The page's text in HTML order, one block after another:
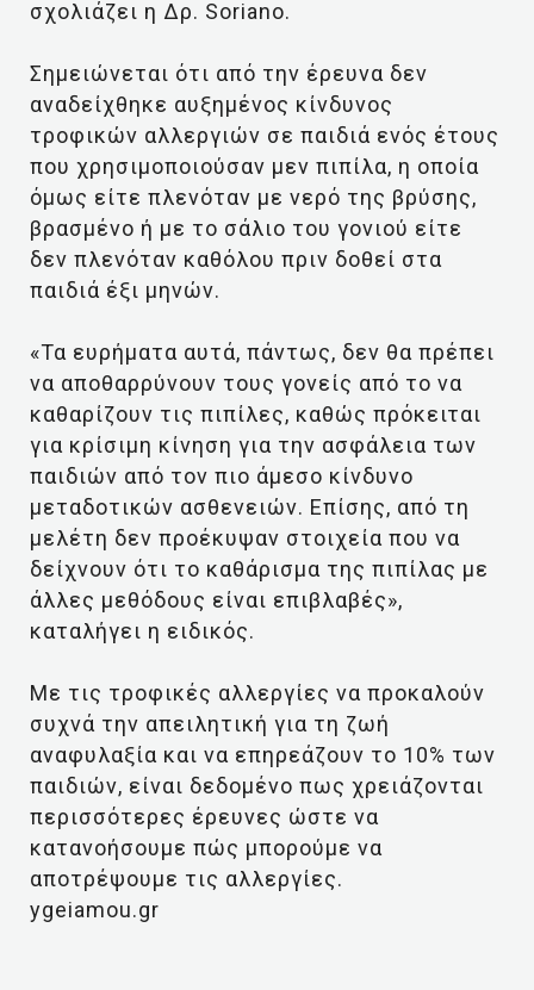
σχολιάζει η Δρ. Soriano.
Σημειώνεται ότι από την έρευνα δεν
αναδείχθηκε αυξημένος κίνδυνος
τροφικών αλλεργιών σε παιδιά ενός έτους
που χρησιμοποιούσαν μεν πιπίλα, η οποία
όμως είτε πλενόταν με νερό της βρύσης,
βρασμένο ή με το σάλιο του γονιού είτε
δεν πλενόταν καθόλου πριν δοθεί στα
παιδιά έξι μηνών.
«Τα ευρήματα αυτά, πάντως, δεν θα πρέπει
να αποθαρρύνουν τους γονείς από το να
καθαρίζουν τις πιπίλες, καθώς πρόκειται
για κρίσιμη κίνηση για την ασφάλεια των
παιδιών από τον πιο άμεσο κίνδυνο
μεταδοτικών ασθενειών. Επίσης, από τη
μελέτη δεν προέκυψαν στοιχεία που να
δείχνουν ότι το καθάρισμα της πιπίλας με
άλλες μεθόδους είναι επιβλαβές»,
καταλήγει η ειδικός.
Με τις τροφικές αλλεργίες να προκαλούν
συχνά την απειλητική για τη ζωή
αναφυλαξία και να επηρεάζουν το 10% των
παιδιών, είναι δεδομένο πως χρειάζονται
περισσότερες έρευνες ώστε να
κατανοήσουμε πώς μπορούμε να
αποτρέψουμε τις αλλεργίες.
ygeiamou.gr